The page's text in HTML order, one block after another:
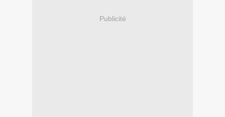
Publicité